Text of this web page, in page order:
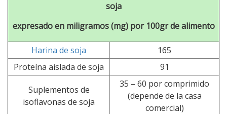
soja
expresado en miligramos (mg) por 100gr de alimento
Harina de soja
165
Proteína aislada de soja
91
Suplementos de
isoflavonas de soja
35 – 60 por comprimido
(depende de la casa
comercial)